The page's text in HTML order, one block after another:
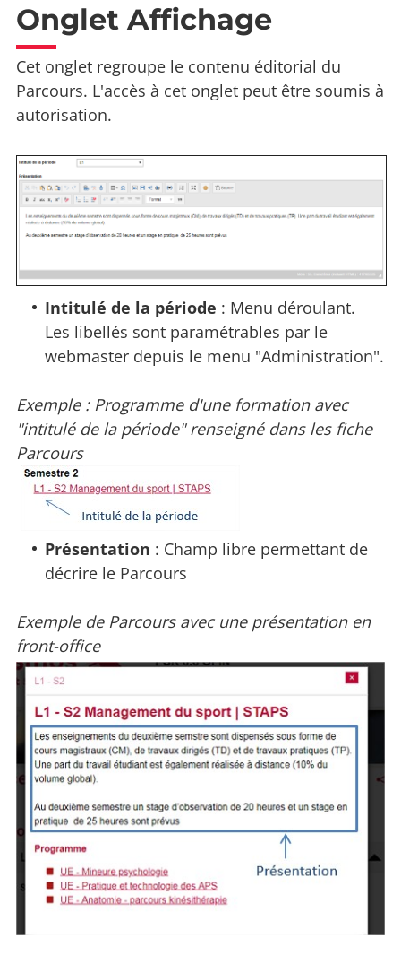
Onglet Affichage
Cet onglet regroupe le contenu éditorial du
Parcours. L'accès à cet onglet peut être soumis à
autorisation.
Intitulé de la période : Menu déroulant.
Les libellés sont paramétrables par le
webmaster depuis le menu "Administration".
Exemple : Programme d'une formation avec
"intitulé de la période" renseigné dans les fiche
Parcours
Présentation : Champ libre permettant de
décrire le Parcours
Exemple de Parcours avec une présentation en
front-office